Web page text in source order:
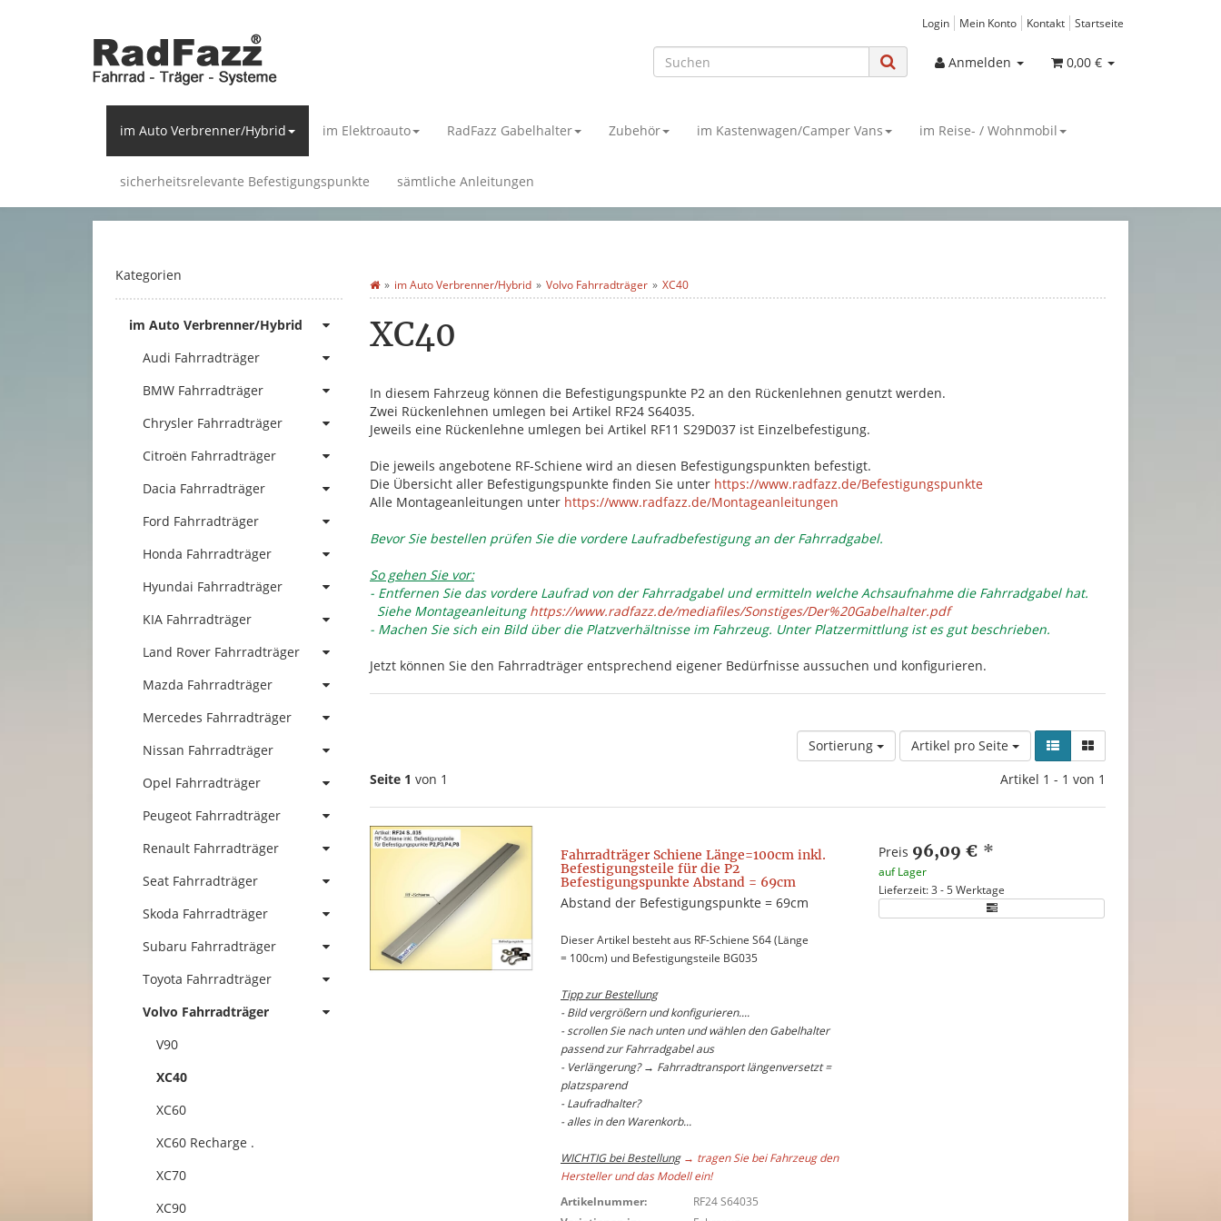
Login Mein Konto Kontakt Startseite
Anmelden 0,00 €
im Auto Verbrenner/Hybrid im Elektroauto RadFazz Gabelhalter Zubehör im Kastenwagen/Camper Vans im Reise- / Wohnmobil
sicherheitsrelevante Befestigungspunkte sämtliche Anleitungen
im Auto Verbrenner/Hybrid Volvo Fahrradträger XC40
XC40
In diesem Fahrzeug können die Befestigungspunkte P2 an den Rückenlehnen genutzt werden.
Zwei Rückenlehnen umlegen bei Artikel RF24 S64035.
Jeweils eine Rückenlehne umlegen bei Artikel RF11 S29D037 ist Einzelbefestigung.
Die jeweils angebotene RF-Schiene wird an diesen Befestigungspunkten befestigt.
Die Übersicht aller Befestigungspunkte finden Sie unter https://www.radfazz.de/Befestigungspunkte
Alle Montageanleitungen unter https://www.radfazz.de/Montageanleitungen
Bevor Sie bestellen prüfen Sie die vordere Laufradbefestigung an der Fahrradgabel.
So gehen Sie vor:
- Entfernen Sie das vordere Laufrad von der Fahrradgabel und ermitteln welche Achsaufnahme die Fahrradgabel hat.
Siehe Montageanleitung https://www.radfazz.de/mediafiles/Sonstiges/Der%20Gabelhalter.pdf
- Machen Sie sich ein Bild über die Platzverhältnisse im Fahrzeug. Unter Platzermittlung ist es gut beschrieben.
Jetzt können Sie den Fahrradträger entsprechend eigener Bedürfnisse aussuchen und konfigurieren.
Sortierung
Artikel pro Seite
Seite 1 von 1 Artikel 1 - 1 von 1
Fahrradträger Schiene Länge=100cm inkl.
Befestigungsteile für die P2
Befestigungspunkte Abstand = 69cm
Abstand der Befestigungspunkte = 69cm
Dieser Artikel besteht aus RF-Schiene S64 (Länge
= 100cm) und Befestigungsteile BG035
Tipp zur Bestellung
- Bild vergrößern und konfigurieren....
- scrollen Sie nach unten und wählen den Gabelhalter
passend zur Fahrradgabel aus
- Verlängerung? → Fahrradtransport längenversetzt =
platzsparend
- Laufradhalter?
- alles in den Warenkorb...
WICHTIG bei Bestellung → tragen Sie bei Fahrzeug den
Hersteller und das Modell ein!
Artikelnummer:
RF24 S64035
Preis 96,09 € *
auf Lager
Lieferzeit: 3 - 5 Werktage
Kategorien
im Auto Verbrenner/Hybrid
Audi Fahrradträger
BMW Fahrradträger
Chrysler Fahrradträger
Citroën Fahrradträger
Dacia Fahrradträger
Ford Fahrradträger
Honda Fahrradträger
Hyundai Fahrradträger
KIA Fahrradträger
Land Rover Fahrradträger
Mazda Fahrradträger
Mercedes Fahrradträger
Nissan Fahrradträger
Opel Fahrradträger
Peugeot Fahrradträger
Renault Fahrradträger
Seat Fahrradträger
Skoda Fahrradträger
Subaru Fahrradträger
Toyota Fahrradträger
Volvo Fahrradträger
V90
XC40
XC60
XC60 Recharge .
XC70
XC90